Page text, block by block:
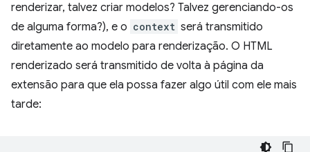
renderizar, talvez criar modelos? Talvez gerenciando-os
de alguma forma?), e o context será transmitido
diretamente ao modelo para renderização. O HTML
renderizado será transmitido de volta à página da
extensão para que ela possa fazer algo útil com ele mais
tarde: